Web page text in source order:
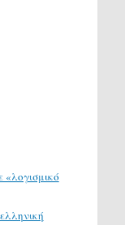
«λογισμικό